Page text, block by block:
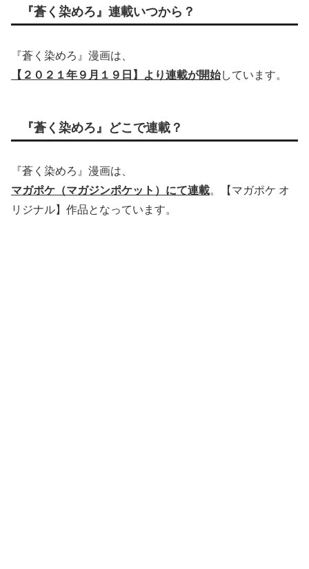
『蒼く染めろ』連載いつから？
『蒼く染めろ』漫画は、
【２０２１年９月１９日】より連載が開始しています。
『蒼く染めろ』どこで連載？
『蒼く染めろ』漫画は、
マガポケ（マガジンポケット）にて連載。【マガポケ オ
リジナル】作品となっています。